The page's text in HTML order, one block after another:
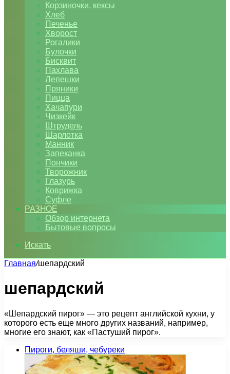
Корзиночки, кексы
Хлеб
Печенье
Хворост
Рогалики
Булочки
Бисквит
Пахлава
Лепешки
Пряники
Пицца
Хачапури
Чизкейк
Штрудель
Шарлотка
Манник
Запеканка
Пончики
Творожник
Глазурь
Коврижка
Суфле
РАЗНОЕ
Обзор интернета
Бытовые вопросы
Искать
Главная/шепардский
шепардский
«Шепардский пирог» — это рецепт английской кухни, у
которого есть еще много других названий, например,
многие его знают, как «Пастуший пирог».
Пироги, беляши, чебуреки